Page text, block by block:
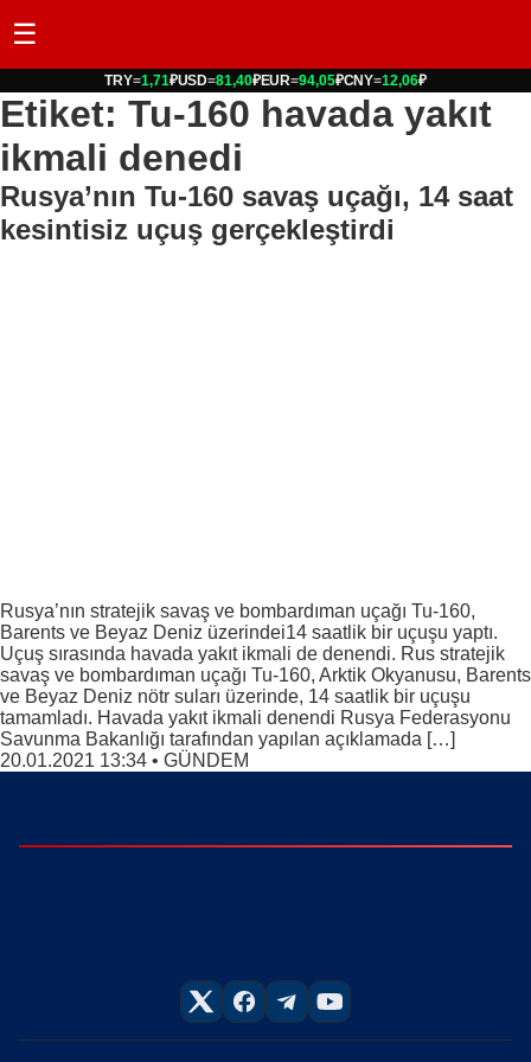
☰
TRY=1,71₽USD=81,40₽EUR=94,05₽CNY=12,06₽
Etiket: Tu-160 havada yakıt
ikmali denedi
Rusya’nın Tu-160 savaş uçağı, 14 saat
kesintisiz uçuş gerçekleştirdi
Rusya’nın stratejik savaş ve bombardıman uçağı Tu-160,
Barents ve Beyaz Deniz üzerindei14 saatlik bir uçuşu yaptı.
Uçuş sırasında havada yakıt ikmali de denendi. Rus stratejik
savaş ve bombardıman uçağı Tu-160, Arktik Okyanusu, Barents
ve Beyaz Deniz nötr suları üzerinde, 14 saatlik bir uçuşu
tamamladı. Havada yakıt ikmali denendi Rusya Federasyonu
Savunma Bakanlığı tarafından yapılan açıklamada […]
20.01.2021 13:34 • GÜNDEM